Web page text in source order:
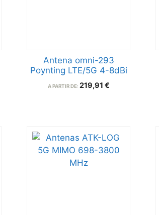
Antena omni-293
Poynting LTE/5G 4-8dBi
A PARTIR DE: 219,91 €